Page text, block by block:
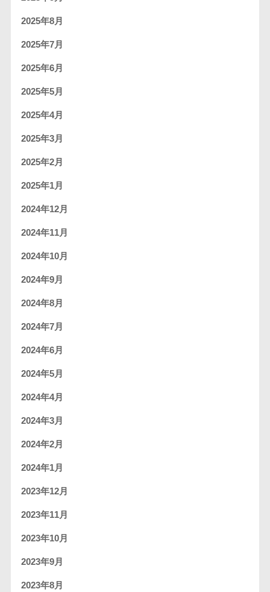
2025年8月
2025年7月
2025年6月
2025年5月
2025年4月
2025年3月
2025年2月
2025年1月
2024年12月
2024年11月
2024年10月
2024年9月
2024年8月
2024年7月
2024年6月
2024年5月
2024年4月
2024年3月
2024年2月
2024年1月
2023年12月
2023年11月
2023年10月
2023年9月
2023年8月